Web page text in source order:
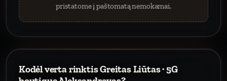
pristatome į paštomatą nemokamai.
Kodėl verta rinktis Greitas Liūtas · 5G